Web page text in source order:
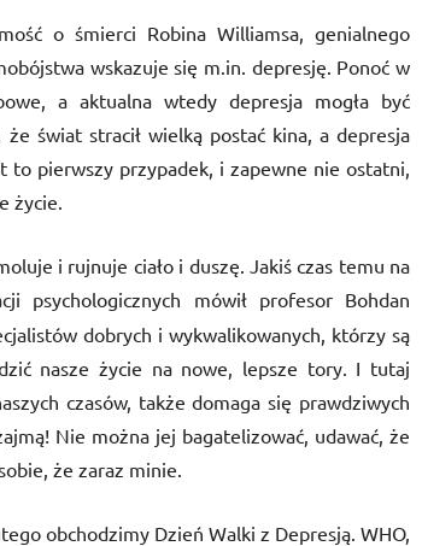
o śmierci Robina Williamsa, genialnego
wskazuje się m.in. depresję. Ponoć w
a aktualna wtedy depresja mogła być
świat stracił wielką postać kina, a depresja
to pierwszy przypadek, i zapewne nie ostatni,
życie.
i rujnuje ciało i duszę. Jakiś czas temu na
psychologicznych mówił profesor Bohdan
dobrych i wykwalikowanych, którzy są
nasze życie na nowe, lepsze tory. I tutaj
czasów, także domaga się prawdziwych
Nie można jej bagatelizować, udawać, że
że zaraz minie.
obchodzimy Dzień Walki z Depresją. WHO,